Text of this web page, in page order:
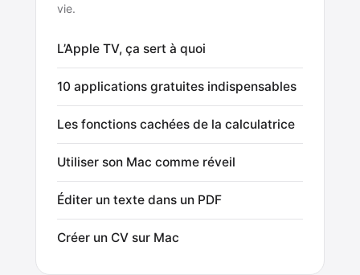
vie.
L’Apple TV, ça sert à quoi
10 applications gratuites indispensables
Les fonctions cachées de la calculatrice
Utiliser son Mac comme réveil
Éditer un texte dans un PDF
Créer un CV sur Mac